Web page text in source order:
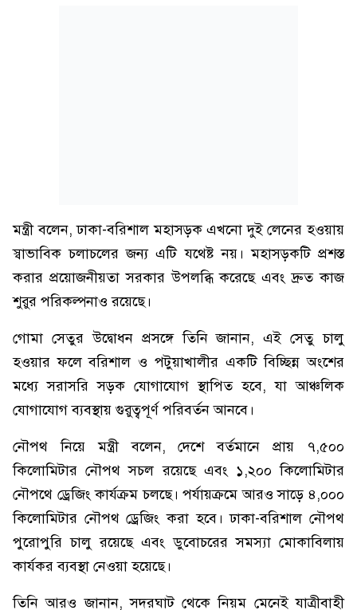
মন্ত্রী বলেন, ঢাকা-বরিশাল মহাসড়ক এখনো দুই লেনের হওয়ায়
স্বাভাবিক চলাচলের জন্য এটি যথেষ্ট নয়। মহাসড়কটি প্রশস্ত
করার প্রয়োজনীয়তা সরকার উপলব্ধি করেছে এবং দ্রুত কাজ
শুরুর পরিকল্পনাও রয়েছে।
গোমা সেতুর উদ্বোধন প্রসঙ্গে তিনি জানান, এই সেতু চালু
হওয়ার ফলে বরিশাল ও পটুয়াখালীর একটি বিচ্ছিন্ন অংশের
মধ্যে সরাসরি সড়ক যোগাযোগ স্থাপিত হবে, যা আঞ্চলিক
যোগাযোগ ব্যবস্থায় গুরুত্বপূর্ণ পরিবর্তন আনবে।
নৌপথ নিয়ে মন্ত্রী বলেন, দেশে বর্তমানে প্রায় ৭,৫০০
কিলোমিটার নৌপথ সচল রয়েছে এবং ১,২০০ কিলোমিটার
নৌপথে ড্রেজিং কার্যক্রম চলছে। পর্যায়ক্রমে আরও সাড়ে ৪,০০০
কিলোমিটার নৌপথ ড্রেজিং করা হবে। ঢাকা-বরিশাল নৌপথ
পুরোপুরি চালু রয়েছে এবং ডুবোচরের সমস্যা মোকাবিলায়
কার্যকর ব্যবস্থা নেওয়া হয়েছে।
তিনি আরও জানান, সদরঘাট থেকে নিয়ম মেনেই যাত্রীবাহী